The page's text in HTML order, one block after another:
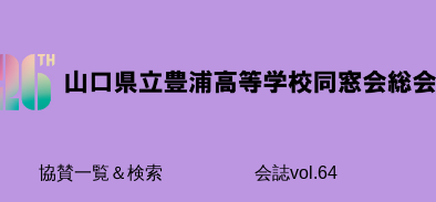
協賛一覧＆検索 会誌vol.64